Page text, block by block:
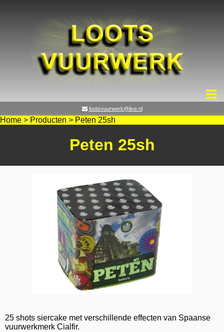
lootsvuurwerk@live.nl
Home > Producten > Peten 25sh
Peten 25sh
25 shots siercake met verschillende effecten van Spaanse
vuurwerkmerk Cialfir.